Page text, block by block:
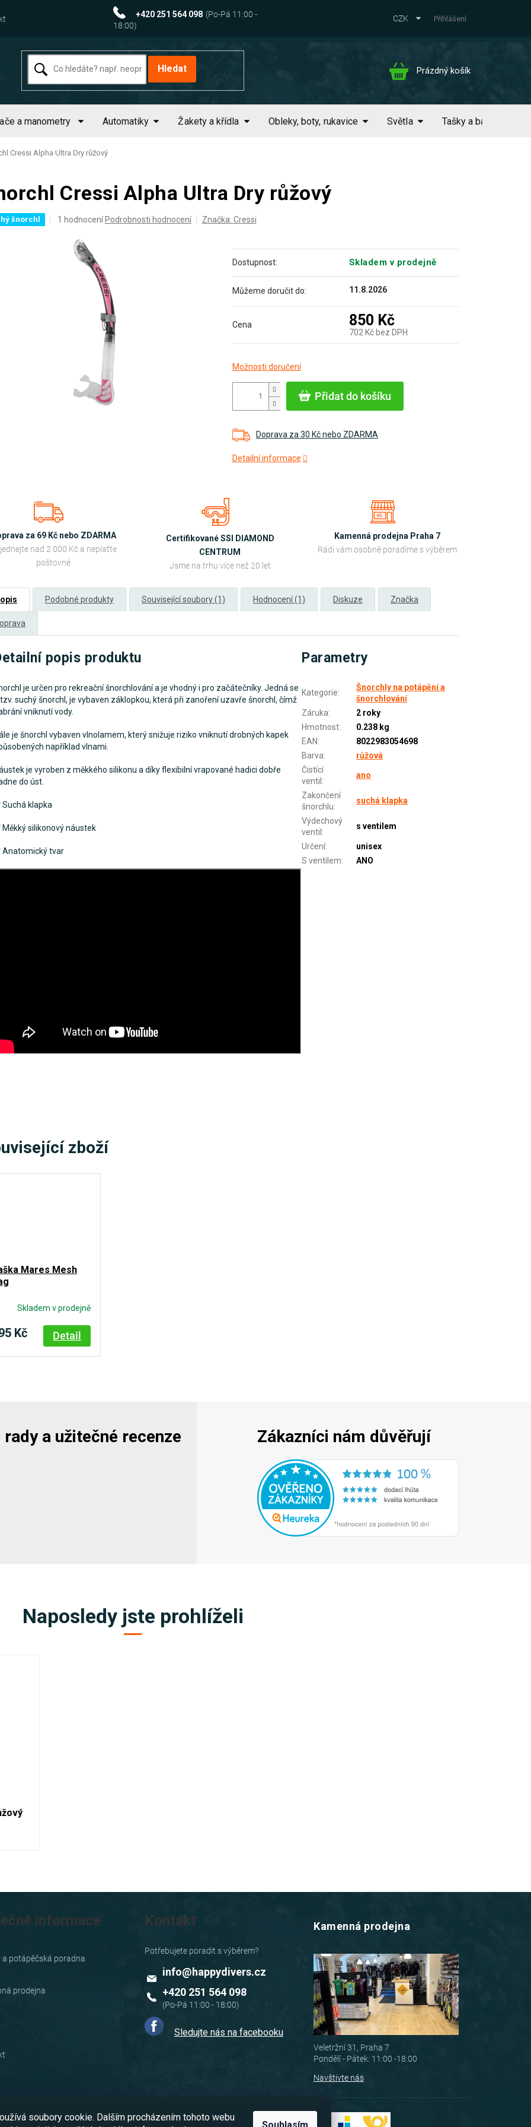
soubory cookie. Dalším procházením tohoto webu
+420 251 564 098 CZK Přihlášení
Hledat
Nákupní
Prázdný košík
a manometry Automatiky Žakety a křídla Obleky, boty, rukavice Světla Tašky a batohy
Cressi Alpha Ultra Dry růžový
Cressi Alpha Ultra Dry růžový
šnorchl
Průměrné
produktu
1 hodnocení Podrobnosti hodnocení Značka: Cressi
Přidat do košíku
Doprava za 30 Kč nebo ZDARMA
Detailní informace
Dostupnost: Skladem v prodejně
Můžeme doručit do: 11.8.2026
Cena 850 Kč
702 Kč bez DPH
cena:
Možnosti doručení
za 69 Kč nebo ZDARMA
nad 2 000 Kč a neplaťte
poštovné
Certifikované SSI DIAMOND
CENTRUM
Jsme na trhu více než 20 let
Kamenná prodejna Praha 7
Rádi vám osobně poradíme s výběrem
Podobné produkty Související soubory (1) Hodnocení (1) Diskuze Značka
popis produktu
je určen pro rekreační šnorchlování a je vhodný i pro začátečníky. Jedná se
suchý šnorchl, je vybaven záklopkou, která při zanoření uzavře šnorchl, čímž
vniknutí vody.
je šnorchl vybaven vlnolamem, který snižuje riziko vniknutí drobných kapek
například vlnami.
je vyroben z měkkého silikonu a díky flexibilní vrapované hadici dobře
do úst.
Suchá klapka
Měkký silikonový náustek
Anatomický tvar
Parametry
Kategorie:
Šnorchly na potápění a
šnorchlování
Záruka:
2 roky
Hmotnost:
0.238 kg
EAN:
8022983054698
Barva:
růžová
Čistící
ventil :
ano
Zakončení
šnorchlu:
suchá klapka
Výdechový
ventil :
s ventilem
Určení:
unisex
S ventilem: ANO
zboží
Mares Mesh
Skladem v prodejně
Kč Detail
a užitečné recenze Zákazníci nám důvěřují
Naposledy jste prohlíželi
informace
a potápěčská poradna
prodejna
Kontakt
info@happydivers.cz
+420 251 564 098
Sledujte nás na facebooku
Kamenná prodejna
Veletržní 31, Praha 7
Pondělí - Pátek: 11:00 -18:00
Navštivte nás